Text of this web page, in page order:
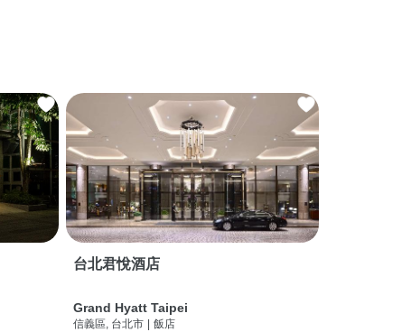
台北君悅酒店
Grand Hyatt Taipei
信義區, 台北市 飯店